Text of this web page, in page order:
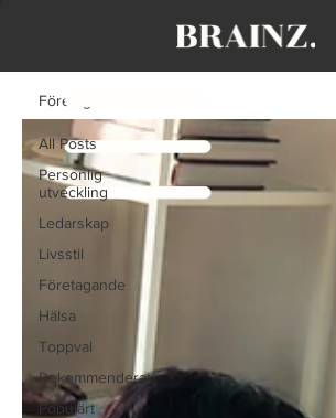
All Posts
Personlig
utveckling
Ledarskap
Livsstil
Företagande
Hälsa
Toppval
Rekommenderat
Populärt
Företagande